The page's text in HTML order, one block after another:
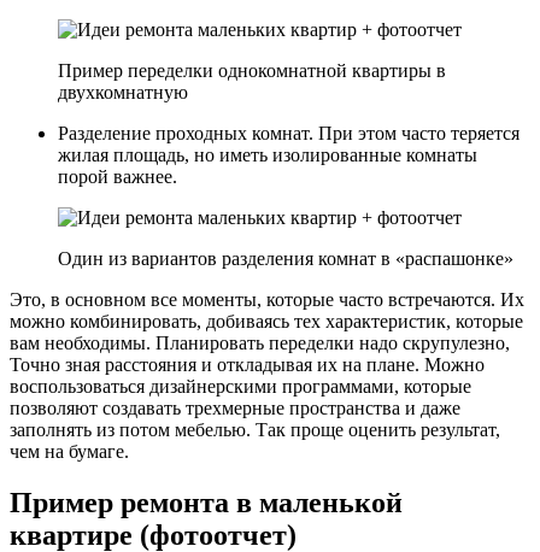
Пример переделки однокомнатной квартиры в
двухкомнатную
Разделение проходных комнат. При этом часто теряется
жилая площадь, но иметь изолированные комнаты
порой важнее.
Один из вариантов разделения комнат в «распашонке»
Это, в основном все моменты, которые часто встречаются. Их
можно комбинировать, добиваясь тех характеристик, которые
вам необходимы. Планировать переделки надо скрупулезно,
Точно зная расстояния и откладывая их на плане. Можно
воспользоваться дизайнерскими программами, которые
позволяют создавать трехмерные пространства и даже
заполнять из потом мебелью. Так проще оценить результат,
чем на бумаге.
Пример ремонта в маленькой
квартире (фотоотчет)